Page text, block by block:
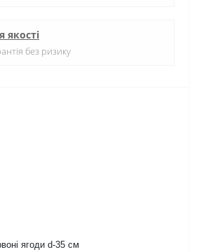
якості
без ризику
ягоди d-35 см